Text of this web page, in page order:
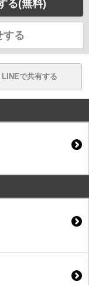
る(無料)
する
LINEで共有する